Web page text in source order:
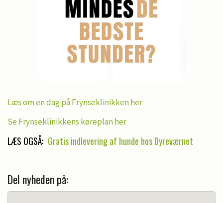
Læs om en dag på Frynseklinikken her
Se Frynseklinikkens køreplan her
LÆS OGSÅ: Gratis indlevering af hunde hos Dyreværnet
Del nyheden på: